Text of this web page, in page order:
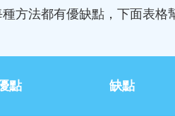
方法都有優缺點，下面表格
點 缺點